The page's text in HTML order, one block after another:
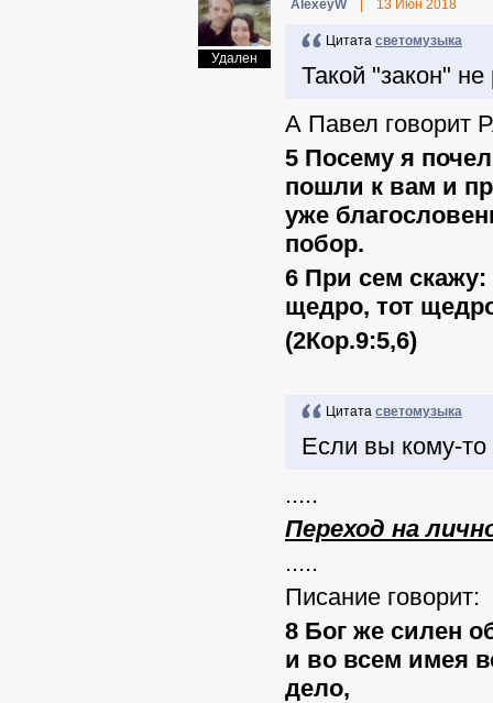
Удален
AlexeyW 13 Июн 2018
Цитата светомузыка
Такой "закон" не
А Павел говорит
5 Посему я
пошли к вам и
уже
побор.
6 При сем скажу:
щедро, тот
(2Кор.9:5,6)
Цитата светомузыка
Если вы кому-то
.....
Переход на
.....
Писание говорит:
8 Бог же силен
и во всем имея
дело,